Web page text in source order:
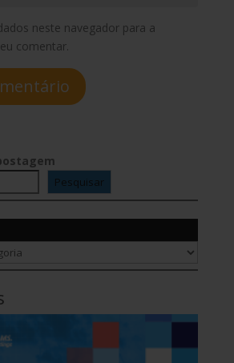
neste navegador para a
comentar.
Pesquisar